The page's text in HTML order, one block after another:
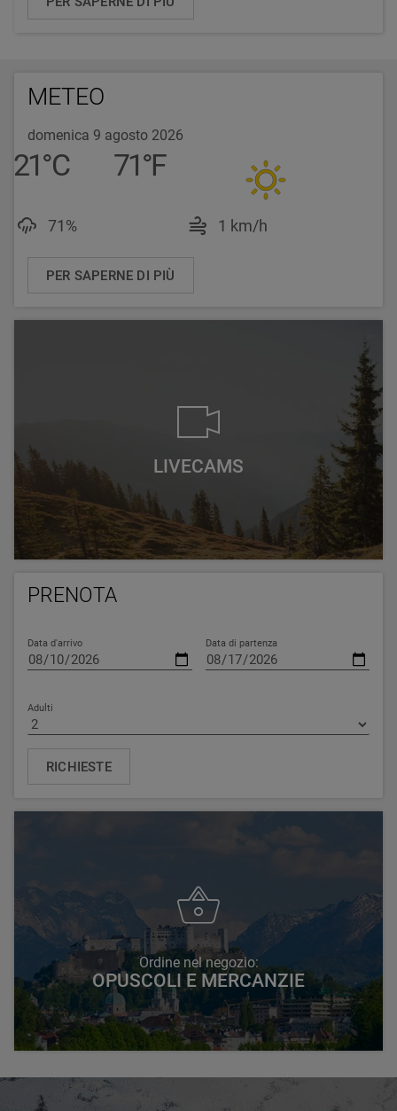
METEO
domenica 9 agosto 2026
21°C 71°F
Luftfeuchtigkeit: 71%
71% 1 km/h
PER SAPERNE DI PIÙ
LIVECAMS
PRENOTA
Data d'arrivo Data di partenza
Adulti
RICHIESTE
Ordine nel negozio:
OPUSCOLI E MERCANZIE